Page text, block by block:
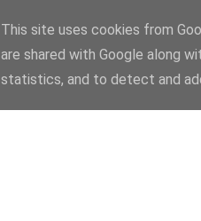
This site uses cookies from
are shared with Google along
statistics, and to detect and